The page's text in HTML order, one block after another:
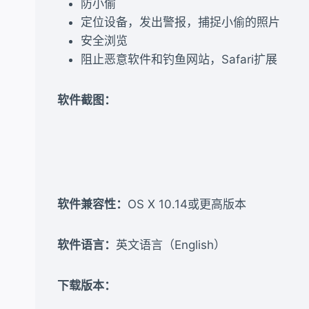
防小偷
定位设备，发出警报，捕捉小偷的照片
安全浏览
阻止恶意软件和钓鱼网站，Safari扩展
软件截图：
软件兼容性： OS X 10.14或更高版本
软件语言： 英文语言（English）
下载版本：​